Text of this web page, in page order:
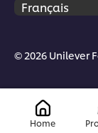
© 2026 Unilever
Home